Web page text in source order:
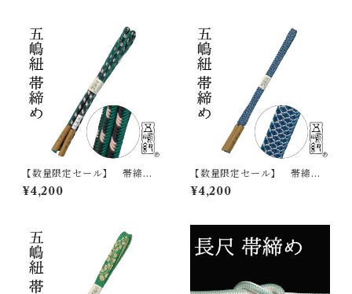
【数量限定セール】 帯締
め 五嶋紐 江戸組紐 帯
〆 おびじめ 正絹 日本
¥4,200
【数量限定セール】 帯締
め 五嶋紐 江戸組紐 帯
〆 おびじめ 正絹 日本
¥4,200